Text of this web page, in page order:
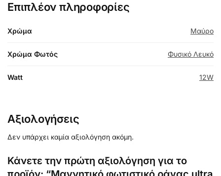
Επιπλέον πληροφορίες
Χρώμα Μαύρο
Χρώμα Φωτός Φυσικό Λευκό
Watt 12W
Αξιολογήσεις
Δεν υπάρχει καμία αξιολόγηση ακόμη.
Κάνετε την πρώτη αξιολόγηση για το